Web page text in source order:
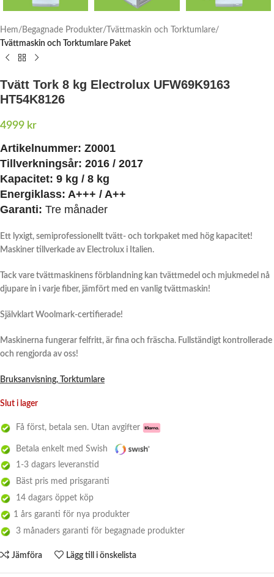
Hem Begagnade Produkter
Tvättmaskin och Torktumlare
Tvättmaskin och Torktumlare Paket
Tvätt Tork 8 kg Electrolux UFW69K9163
HT54K8126
4999 kr
Artikelnummer: Z0001
Tillverkningsår: 2016 / 2017
Kapacitet: 9 kg / 8 kg
Energiklass: A+++ / A++
Garanti: Tre månader
Ett lyxigt, semiprofessionellt tvätt- och torkpaket med hög kapacitet!
Maskiner tillverkade av Electrolux i Italien.
Tack vare tvättmaskinens förblandning kan tvättmedel och mjukmedel nå
djupare in i varje fiber, jämfört med en vanlig tvättmaskin!
Självklart Woolmark-certifierade!
Maskinerna fungerar felfritt, är fina och fräscha. Fullständigt kontrollerade
och rengjorda av oss!
Bruksanvisning, Torktumlare
Slut i lager
Få först, betala sen. Utan avgifter
Betala enkelt med Swish
1-3 dagars leveranstid
Bäst pris med prisgaranti
14 dagars öppet köp
1 års garanti för nya produkter
3 månaders garanti för begagnade produkter
Jämföra Lägg till i önskelista